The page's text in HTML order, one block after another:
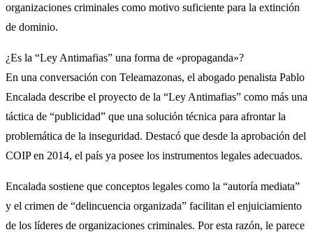
organizaciones criminales como motivo suficiente para la extinción
de dominio.
¿Es la “Ley Antimafias” una forma de «propaganda»?
En una conversación con Teleamazonas, el abogado penalista Pablo
Encalada describe el proyecto de la “Ley Antimafias” como más una
táctica de “publicidad” que una solución técnica para afrontar la
problemática de la inseguridad. Destacó que desde la aprobación del
COIP en 2014, el país ya posee los instrumentos legales adecuados.
Encalada sostiene que conceptos legales como la “autoría mediata”
y el crimen de “delincuencia organizada” facilitan el enjuiciamiento
de los líderes de organizaciones criminales. Por esta razón, le parece